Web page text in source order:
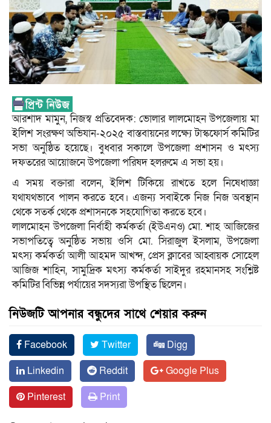
আরশাদ মামুন, নিজস্ব প্রতিবেদক: ভোলার লালমোহন উপজেলায় মা
ইলিশ সংরক্ষণ অভিযান-২০২৫ বাস্তবায়নের লক্ষ্যে টাস্কফোর্স কমিটির
সভা অনুষ্ঠিত হয়েছে। বুধবার সকালে উপজেলা প্রশাসন ও মৎস্য
দফতরের আয়োজনে উপজেলা পরিষদ হলরুমে এ সভা হয়।
এ সময় বক্তারা বলেন, ইলিশ টিকিয়ে রাখতে হলে নিষেধাজ্ঞা
যথাযথভাবে পালন করতে হবে। এজন্য সবাইকে নিজ নিজ অবস্থান
থেকে সতর্ক থেকে প্রশাসনকে সহযোগিতা করতে হবে।
লালমোহন উপজেলা নির্বাহী কর্মকর্তা (ইউএনও) মো. শাহ আজিজের
সভাপতিত্বে অনুষ্ঠিত সভায় ওসি মো. সিরাজুল ইসলাম, উপজেলা
মৎস্য কর্মকর্তা আলী আহমদ আখন্দ, প্রেস ক্লাবের আহ্বায়ক সোহেল
আজিজ শাহিন, সামুদ্রিক মৎস্য কর্মকর্তা সাইদুর রহমানসহ সংশ্লিষ্ট
কমিটির বিভিন্ন পর্যায়ের সদস্যরা উপস্থিত ছিলেন।
নিউজটি আপনার বন্ধুদের সাথে শেয়ার করুন
Facebook Twitter
Digg
Linkedin
Reddit
Google Plus
Pinterest
Print